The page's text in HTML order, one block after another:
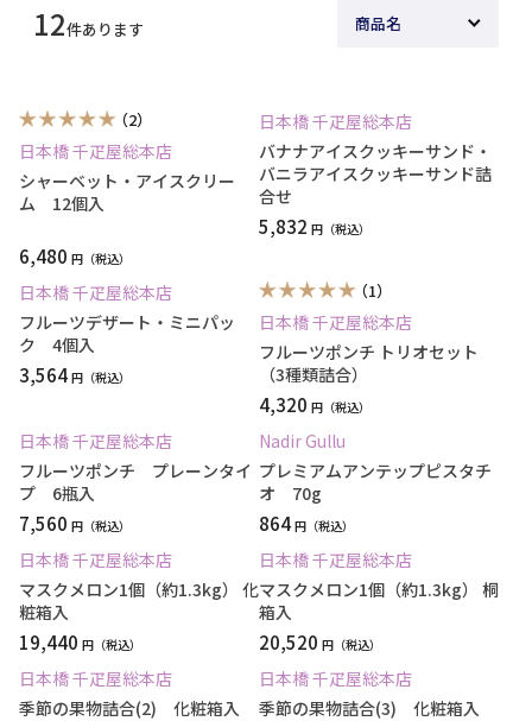
12件あります
（2）
日本橋 千疋屋総本店
シャーベット・アイスクリー
ム 12個入
6,480 円
日本橋 千疋屋総本店
バナナアイスクッキーサンド・
バニラアイスクッキーサンド詰
合せ
5,832 円
日本橋 千疋屋総本店
フルーツデザート・ミニパッ
ク 4個入
3,564円
（1）
日本橋 千疋屋総本店
フルーツポンチ トリオセット
（3種類詰合）
4,320 円
日本橋 千疋屋総本店
フルーツポンチ プレーンタイ
プ 6瓶入
7,560 円
Nadir Gullu
プレミアムアンテップピスタチ
オ 70g
864円
日本橋 千疋屋総本店
マスクメロン1個（約1.3kg） 化
粧箱入
19,440 円
日本橋 千疋屋総本店
マスクメロン1個（約1.3kg） 桐
箱入
20,520 円
日本橋 千疋屋総本店
季節の果物詰合(2) 化粧箱入
日本橋 千疋屋総本店
季節の果物詰合(3) 化粧箱入